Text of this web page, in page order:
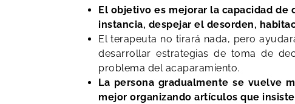
El objetivo es mejorar la capacidad de
instancia, despejar el desorden,
El terapeuta no tirará nada, pero
desarrollar estrategias de toma de
problema del acaparamiento.
La persona gradualmente se vuelve
mejor organizando artículos que